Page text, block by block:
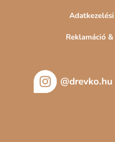
Reklamáció
@drevko.hu